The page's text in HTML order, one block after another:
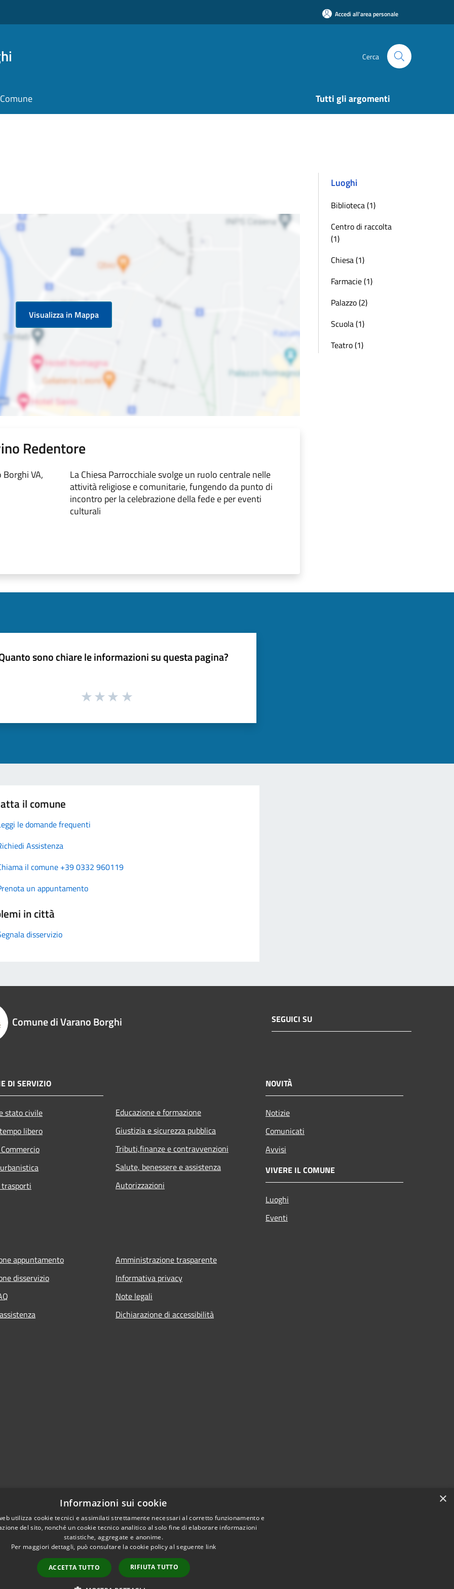
Accedi all'area personale
Cerca
Tutti gli argomenti
Visualizza in Mappa
Redentore
VA,
La Chiesa Parrocchiale svolge un ruolo centrale nelle
attività religiose e comunitarie, fungendo da punto di
incontro per la celebrazione della fede e per eventi
culturali
Luoghi
Biblioteca (1)
Centro di raccolta
(1)
Chiesa (1)
Farmacie (1)
Palazzo (2)
Scuola (1)
Teatro (1)
sono chiare le informazioni su questa pagina?
il comune
le domande frequenti
Assistenza
il comune +39 0332 960119
un appuntamento
in città
disservizio
Comune di Varano Borghi SEGUICI SU
DI SERVIZIO
stato civile
libero
Educazione e formazione
Giustizia e sicurezza pubblica
Tributi,finanze e contravvenzioni
Salute, benessere e assistenza
Autorizzazioni
NOVITÀ
Notizie
Comunicati
Avvisi
VIVERE IL COMUNE
Luoghi
Eventi
appuntamento
disservizio
Amministrazione trasparente
Informativa privacy
Note legali
Dichiarazione di accessibilità
Copyright © 2026 • Comune di Varano Borghi • Powered by
×
Informazioni sui cookie
utilizza cookie tecnici e assimilati strettamente necessari al corretto funzionamento e
del sito, nonché un cookie tecnico analitico al solo fine di elaborare informazioni
statistiche, aggregate e anonime.
Per maggiori dettagli, può consultare la cookie policy al seguente link
ACCETTA TUTTO RIFIUTA TUTTO